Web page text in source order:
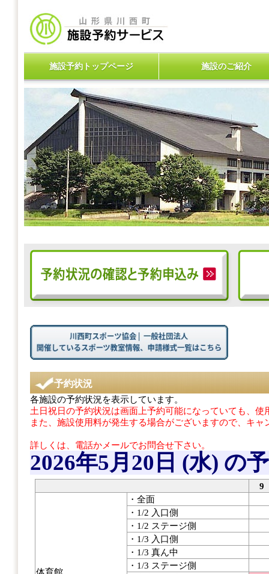
施設予約トップページ 施設のご紹介
予約状況
各施設の予約状況を表示しています。
土日祝日の予約状況は画面上予約可能になっていても、
また、施設使用料が発生する場合がございますので、キ
詳しくは、電話かメールでお問合せ下さい。
2026年5月20日 (水) の
9
・全面
・1/2 入口側
・1/2 ステージ側
・1/3 入口側
・1/3 真ん中
・1/3 ステージ側